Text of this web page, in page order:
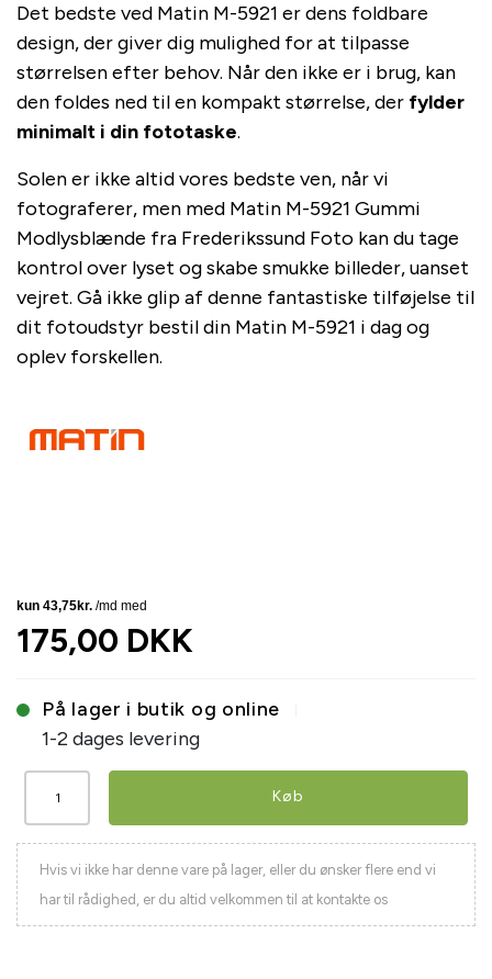
Det bedste ved Matin M-5921 er dens foldbare
design, der giver dig mulighed for at tilpasse
størrelsen efter behov. Når den ikke er i brug, kan
den foldes ned til en kompakt størrelse, der fylder
minimalt i din fototaske.
Solen er ikke altid vores bedste ven, når vi
fotograferer, men med Matin M-5921 Gummi
Modlysblænde fra Frederikssund Foto kan du tage
kontrol over lyset og skabe smukke billeder, uanset
vejret. Gå ikke glip af denne fantastiske tilføjelse til
dit fotoudstyr bestil din Matin M-5921 i dag og
oplev forskellen.
175,00 DKK
På lager i butik og online
1-2 dages levering
Køb
Hvis vi ikke har denne vare på lager, eller du ønsker flere end vi
har til rådighed, er du altid velkommen til at kontakte os